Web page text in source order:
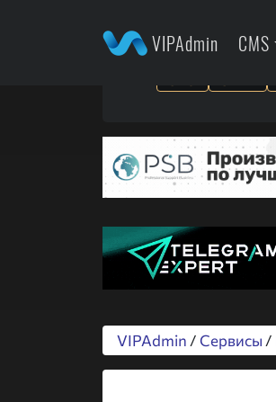
VIPAdmin CMS
VIPAdmin / Сервисы /